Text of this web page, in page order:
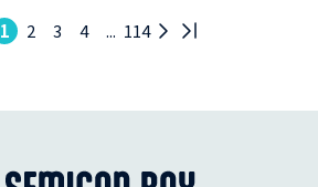
1 2 3 4 ... 114